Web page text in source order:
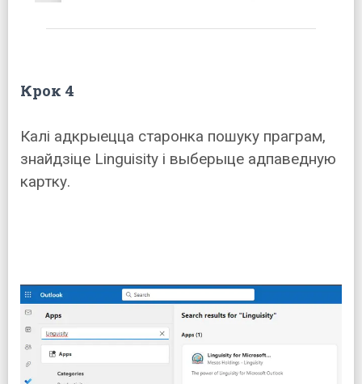
Крок 4
Калі адкрыецца старонка пошуку праграм,
знайдзіце Linguisity і выберыце адпаведную
картку.